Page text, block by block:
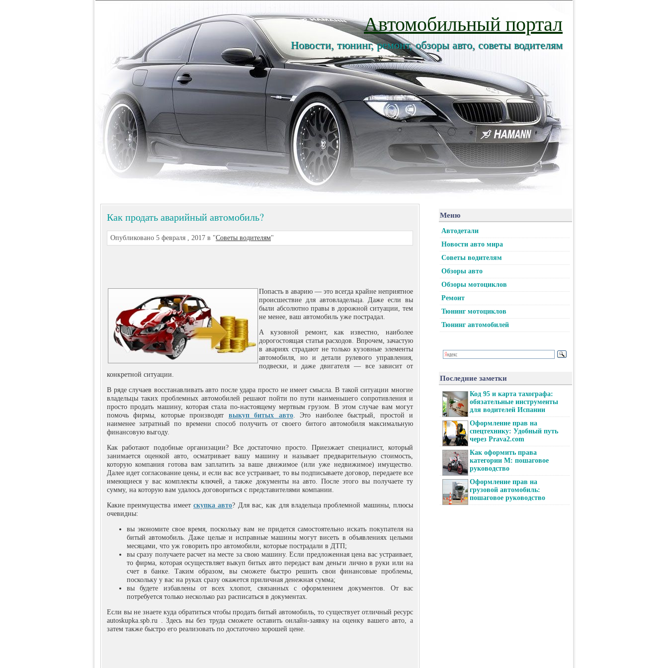
Автомобильный портал
Новости, тюнинг, ремонт, обзоры авто, советы водителям
Как продать аварийный автомобиль?
Опубликовано 5 февраля , 2017 в "Советы водителям"
Попасть в аварию — это всегда крайне неприятное
происшествие для автовладельца. Даже если вы
были абсолютно правы в дорожной ситуации, тем
не менее, ваш автомобиль уже пострадал.
А кузовной ремонт, как известно, наиболее
дорогостоящая статья расходов. Впрочем, зачастую
в авариях страдают не только кузовные элементы
автомобиля, но и детали рулевого управления,
подвески, и даже двигателя — все зависит от
конкретной ситуации.
В ряде случаев восстанавливать авто после удара просто не имеет смысла. В такой ситуации многие
владельцы таких проблемных автомобилей решают пойти по пути наименьшего сопротивления и
просто продать машину, которая стала по-настоящему мертвым грузом. В этом случае вам могут
помочь фирмы, которые производят выкуп битых авто. Это наиболее быстрый, простой и
наименее затратный по времени способ получить от своего битого автомобиля максимальную
финансовую выгоду.
Как работают подобные организации? Все достаточно просто. Приезжает специалист, который
занимается оценкой авто, осматривает вашу машину и называет предварительную стоимость,
которую компания готова вам заплатить за ваше движимое (или уже недвижимое) имущество.
Далее идет согласование цены, и если вас все устраивает, то вы подписываете договор, передаете все
имеющиеся у вас комплекты ключей, а также документы на авто. После этого вы получаете ту
сумму, на которую вам удалось договориться с представителями компании.
Какие преимущества имеет скупка авто? Для вас, как для владельца проблемной машины, плюсы
очевидны:
вы экономите свое время, поскольку вам не придется самостоятельно искать покупателя на
битый автомобиль. Даже целые и исправные машины могут висеть в объявлениях целыми
месяцами, что уж говорить про автомобили, которые пострадали в ДТП;
вы сразу получаете расчет на месте за свою машину. Если предложенная цена вас устраивает,
то фирма, которая осуществляет выкуп битых авто передаст вам деньги лично в руки или на
счет в банке. Таким образом, вы сможете быстро решить свои финансовые проблемы,
поскольку у вас на руках сразу окажется приличная денежная сумма;
вы будете избавлены от всех хлопот, связанных с оформлением документов. От вас
потребуется только несколько раз расписаться в документах.
Если вы не знаете куда обратиться чтобы продать битый автомобиль, то существует отличный ресурс
autoskupka.spb.ru . Здесь вы без труда сможете оставить онлайн-заявку на оценку вашего авто, а
затем также быстро его реализовать по достаточно хорошей цене.
Меню
Автодетали
Новости авто мира
Советы водителям
Обзоры авто
Обзоры мотоциклов
Ремонт
Тюнинг мотоциклов
Тюнинг автомобилей
Последние заметки
Код 95 и карта тахографа:
обязательные инструменты
для водителей Испании
Оформление прав на
спецтехнику: Удобный путь
через Prava2.com
Как оформить права
категории М: пошаговое
руководство
Оформление прав на
грузовой автомобиль:
пошаговое руководство